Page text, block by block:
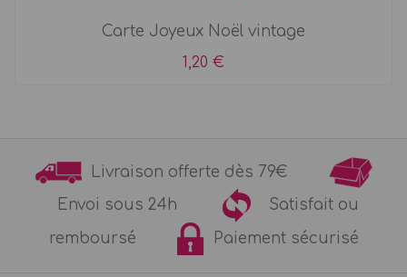
Carte Joyeux Noël vintage
1,20 €
Livraison offerte dès 79€
Envoi sous 24h
Satisfait ou
remboursé
Paiement sécurisé